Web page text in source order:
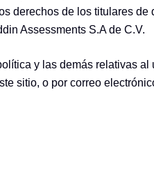
derechos de los titulares
Assessments S.A de C.V.
y las demás relativas
sitio, o por correo